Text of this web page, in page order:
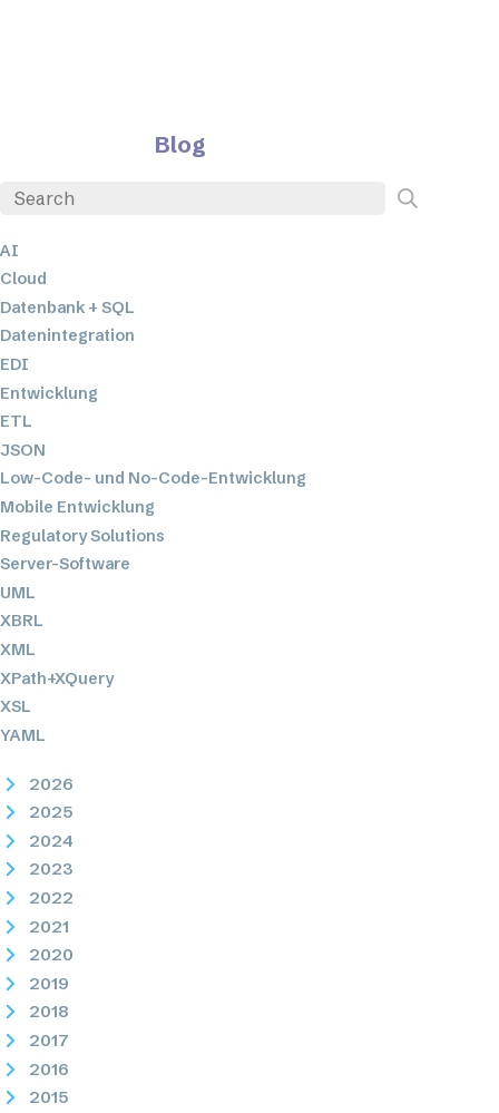
Blog
AI
Cloud
Datenbank + SQL
Datenintegration
EDI
Entwicklung
ETL
JSON
Low-Code- und No-Code-Entwicklung
Mobile Entwicklung
Regulatory Solutions
Server-Software
UML
XBRL
XML
XPath+XQuery
XSL
YAML
2026
2025
2024
2023
2022
2021
2020
2019
2018
2017
2016
2015